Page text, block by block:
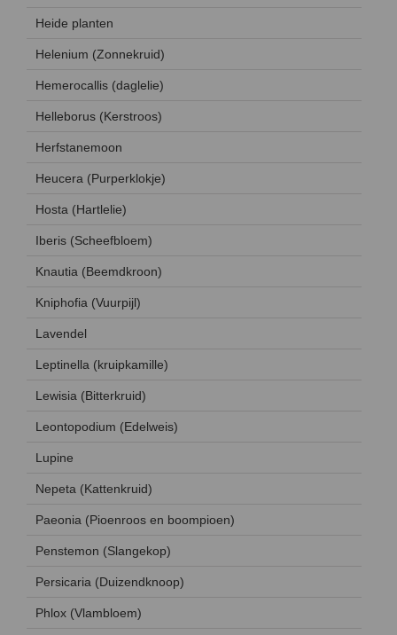
Heide planten
Helenium (Zonnekruid)
Hemerocallis (daglelie)
Helleborus (Kerstroos)
Herfstanemoon
Heucera (Purperklokje)
Hosta (Hartlelie)
Iberis (Scheefbloem)
Knautia (Beemdkroon)
Kniphofia (Vuurpijl)
Lavendel
Leptinella (kruipkamille)
Lewisia (Bitterkruid)
Leontopodium (Edelweis)
Lupine
Nepeta (Kattenkruid)
Paeonia (Pioenroos en boompioen)
Penstemon (Slangekop)
Persicaria (Duizendknoop)
Phlox (Vlambloem)